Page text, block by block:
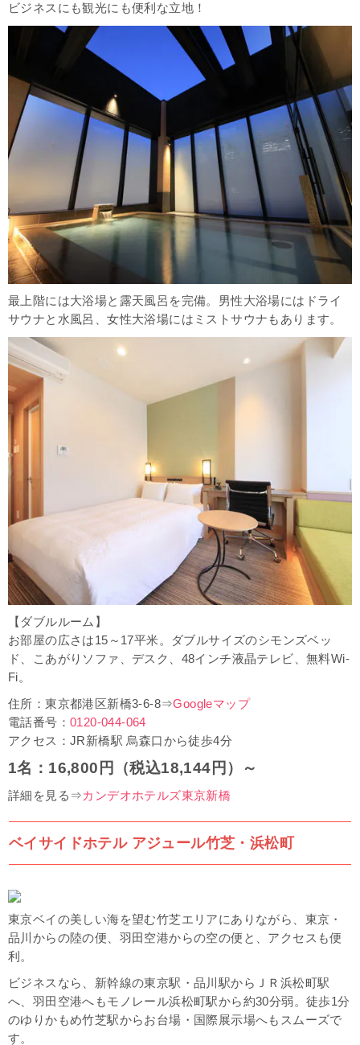
ビジネスにも観光にも便利な立地！
最上階には大浴場と露天風呂を完備。男性大浴場にはドライ
サウナと水風呂、女性大浴場にはミストサウナもあります。
【ダブルルーム】
お部屋の広さは15～17平米。ダブルサイズのシモンズベッ
ド、こあがりソファ、デスク、48インチ液晶テレビ、無料Wi-
Fi。
住所：東京都港区新橋3-6-8⇒Googleマップ
電話番号： 0120-044-064
アクセス：JR新橋駅 烏森口から徒歩4分
1名：16,800円（税込18,144円）～
詳細を見る⇒カンデオホテルズ東京新橋
ベイサイドホテル アジュール竹芝・浜松町
東京ベイの美しい海を望む竹芝エリアにありながら、東京・
品川からの陸の便、羽田空港からの空の便と、アクセスも便
利。
ビジネスなら、新幹線の東京駅・品川駅からＪＲ浜松町駅
へ、羽田空港へもモノレール浜松町駅から約30分弱。徒歩1分
のゆりかもめ竹芝駅からお台場・国際展示場へもスムーズで
す。